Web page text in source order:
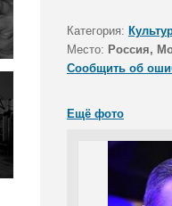
Категория:
Место: Россия,
Сообщить об
Ещё фото